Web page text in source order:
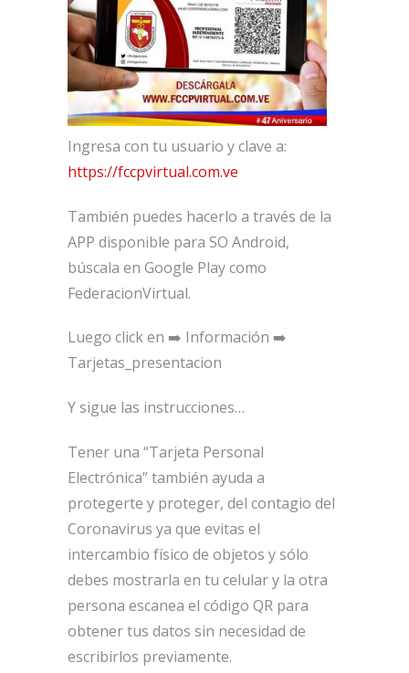
Ingresa con tu usuario y clave a:
https://fccpvirtual.com.ve
También puedes hacerlo a través de la
APP disponible para SO Android,
búscala en Google Play como
FederacionVirtual.
Luego click en ➡️ Información ➡️
Tarjetas_presentacion
Y sigue las instrucciones…
Tener una “Tarjeta Personal
Electrónica” también ayuda a
protegerte y proteger, del contagio del
Coronavirus ya que evitas el
intercambio físico de objetos y sólo
debes mostrarla en tu celular y la otra
persona escanea el código QR para
obtener tus datos sin necesidad de
escribirlos previamente.